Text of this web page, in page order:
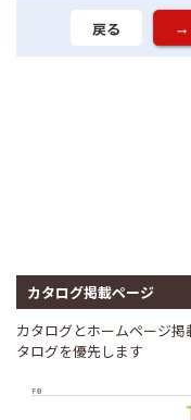
戻る
カタログ掲載ページ
カタログとホームページ
タログを優先します